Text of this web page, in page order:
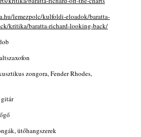
lemezpolc/kulfoldi-eloadok/baratta-
kritika/baratta-richard-looking-back/
zongora, Fender Rhodes,
ütőhangszerek